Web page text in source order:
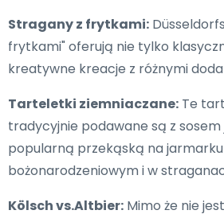
Stragany z frytkami:
frytkami" oferują nie tylko
kreatywne kreacje z różnymi
Tarteletki ziemniaczane: Te
tradycyjnie podawane są z sosem
popularną przekąską na jarmarku
bożonarodzeniowym i w
Kölsch vs.Altbier: Mimo że nie